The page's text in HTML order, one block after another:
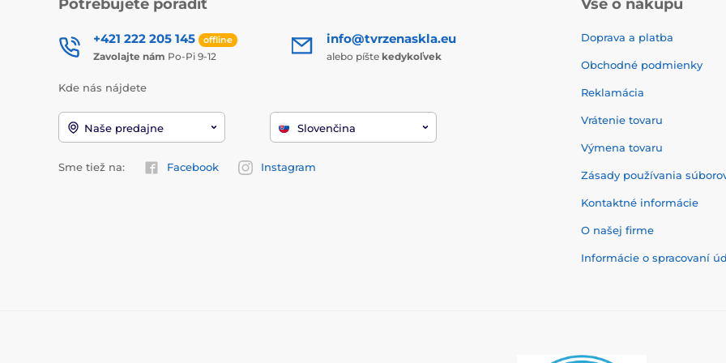
Potrebujete poradiť
+421 222 205 145 offline
Zavolajte nám Po-Pi 9-12
info@tvrzenaskla.eu
alebo píšte kedykoľvek
Kde nás nájdete
Naše predajne Slovenčina
Sme tiež na: Facebook Instagram
Vše o nákupu
Doprava a platba
Obchodné podmienky
Reklamácia
Vrátenie tovaru
Výmena tovaru
Zásady používania
Kontaktné informácie
O našej firme
Informácie o spracovaní